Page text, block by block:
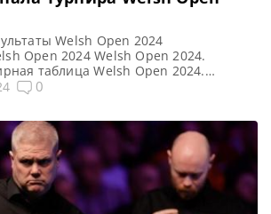
Welsh Open 2024
Open 2024 Welsh Open 2024.
таблица Welsh Open 2024.
Голосования и опросы Welsh
1/4 финала рейтингового турнира по
[…]
0